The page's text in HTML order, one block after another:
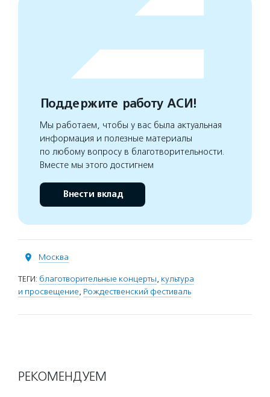
Поддержите работу АСИ!
Мы работаем, чтобы у вас была актуальная
информация и полезные материалы
по любому вопросу в благотворительности.
Вместе мы этого достигнем
Внести вклад
Москва
ТЕГИ: благотворительные концерты, культура
и просвещение, Рождественский фестиваль
РЕКОМЕНДУЕМ